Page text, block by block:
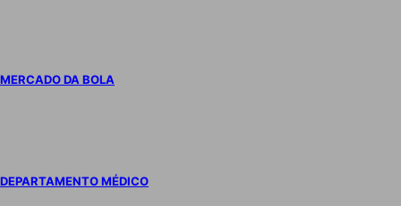
MERCADO DA BOLA
DEPARTAMENTO MÉDICO